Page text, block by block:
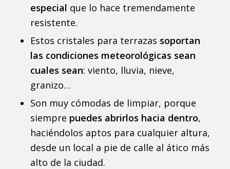
especial que lo hace tremendamente
resistente.
Estos cristales para terrazas soportan
las condiciones meteorológicas sean
cuales sean: viento, lluvia, nieve,
granizo…
Son muy cómodas de limpiar, porque
siempre puedes abrirlos hacia dentro,
haciéndolos aptos para cualquier altura,
desde un local a pie de calle al ático más
alto de la ciudad.